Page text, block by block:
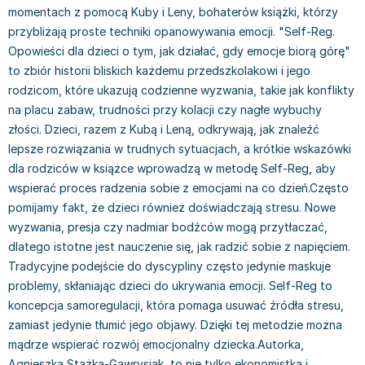
Książki: Prawo konstytucyjne
Książki: Prawo międzynarodowe
Książki: Prawo - orzecznictwo
Książki: Prawo pracy
Książki: Prawo Unii Europejskiej
Teksty aktów prawnych
Książki medyczne i naukowe
Chemia - książki
Książki o fizyce i astronomii
Geografia - książki
Inne
Książki do matematyki
Książki medyczne
Książki do nauk przyrodniczych
Technika, inżynieria, technologia - książki, podręczniki -
nauki ścisłe
Książki do nauk społecznych i humanistycznych
Książki: Film, muzyka, teatr
Książki: Historia sztuki
Książki o architekturze
Książki: Sztuka użytkowa
Książki: Sztuki wizualne
Inne
Książki dla dzieci 3-5 lat
Książki: bajki dla dzieci 3-5 lat
Kolorowanki i książki do naklejania 3-5 lat
Książki do nauki języków obcych 3-5 lat
Książki do nauki pisania i liczenia 3-5 lat
Książki grające, z puzzlami i magnesami 3-5 lat
Kreatywne i aktywizujące książki dla dzieci 3-5 lat
Poznawanie świata dla dzieci 3-5 lat - książki
Książki o zainteresowaniach dla dzieci 3-5 lat
Książki dla dzieci 6-8 lat
Książki do nauki czytania 6-8 lat
Książki do nauki języków obcych 6-8 lat
Książki do nauki pisania i liczenia 6-8 lat
Kreatywne i aktywizujące książki dla dzieci 6-8 lat
Literatura dla dzieci 6-8 lat
Poznawanie świata dla dzieci 6-8 lat - książki
Książki o zainteresowaniach dla dzieci 6-8 lat
Książki: Zdrowie
Kuchnia i diety - książki
Autorskie książki kucharskie
Ciasta, desery, wypieki - książki
Diety, zdrowe żywienie - książki
Książki kucharskie
Kuchnia polska - książki
Napoje - książki
Książki: Poradniki
Inne
Książki: Dom, ogród - poradniki
Książki: Hobby - poradniki
Książki: Moda, uroda, savoir vivre - poradniki
Książki pamiątkowe
Pozostałe książki
Dean Koontz
Andrzej Sapkowski
Stephenie Meyer
Robert Ludlum
Maria Czubaszek
Nora Roberts
Mario Vargas Llosa
Katarzyna Grochola
Robin Cook
Carlos Ruiz Zafon
Konrad Gaca
Jerzy Zięba
Jodi Picoult
Dorota Terakowska
Abbi Glines
Alfred Szklarski
momentach z pomocą Kuby i Leny, bohaterów książki, którzy
przybliżają proste techniki opanowywania emocji. "Self-Reg.
Opowieści dla dzieci o tym, jak działać, gdy emocje biorą górę"
to zbiór historii bliskich każdemu przedszkolakowi i jego
rodzicom, które ukazują codzienne wyzwania, takie jak konflikty
na placu zabaw, trudności przy kolacji czy nagłe wybuchy
złości. Dzieci, razem z Kubą i Leną, odkrywają, jak znaleźć
lepsze rozwiązania w trudnych sytuacjach, a krótkie wskazówki
dla rodziców w książce wprowadzą w metodę Self-Reg, aby
wspierać proces radzenia sobie z emocjami na co dzień.Często
pomijamy fakt, że dzieci również doświadczają stresu. Nowe
wyzwania, presja czy nadmiar bodźców mogą przytłaczać,
dlatego istotne jest nauczenie się, jak radzić sobie z napięciem.
Tradycyjne podejście do dyscypliny często jedynie maskuje
problemy, skłaniając dzieci do ukrywania emocji. Self-Reg to
koncepcja samoregulacji, która pomaga usuwać źródła stresu,
zamiast jedynie tłumić jego objawy. Dzięki tej metodzie można
mądrze wspierać rozwój emocjonalny dziecka.Autorka,